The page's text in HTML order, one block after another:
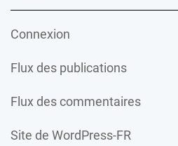
Connexion
Flux des publications
Flux des commentaires
Site de WordPress-FR